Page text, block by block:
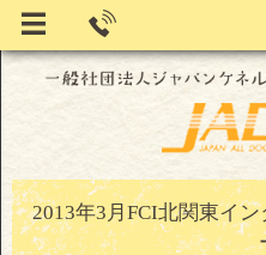
2013年3月FCI北関東イ